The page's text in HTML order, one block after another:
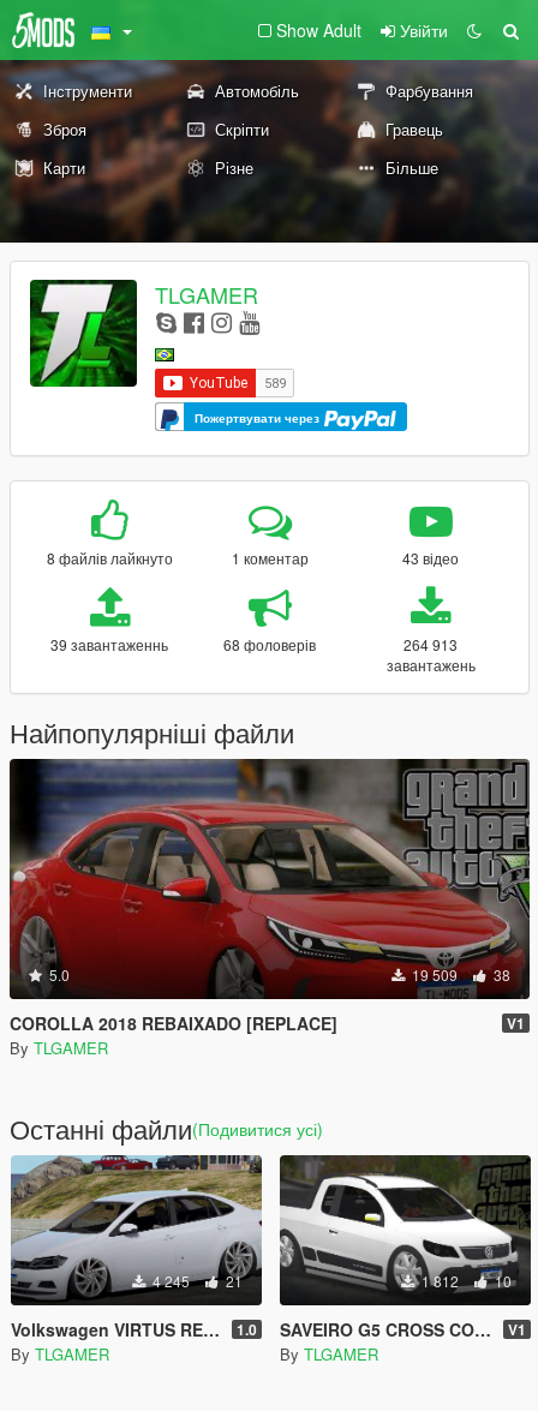
Show Adult Увійти
Інструменти Автомобіль
Фарбування
Зброя
Скріпти
Гравець
Карти
Різне Більше
TLGAMER
Пожертвувати через
8 файлів лайкнуто 1 коментар 43 відео
39 завантаженнь 68 фоловерів
264 913
завантажень
Найпопулярніші файли
5.0 19 509 38
COROLLA 2018 REBAIXADO [REPLACE] V1
By TLGAMER
Останні файли(Подивитися усі)
4 245 21
Volkswagen VIRTUS REBAIXADO COM ARO 20 ( REPLACE ) 1.0
By TLGAMER
1 812 10
SAVEIRO G5 CROSS COM RODA DA MITSUBISHI V1
By TLGAMER